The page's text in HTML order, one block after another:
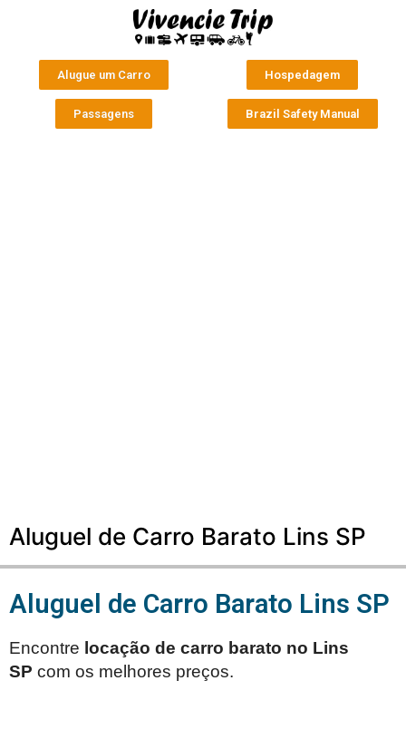
Alugue um Carro Hospedagem
Passagens Brazil Safety Manual
Aluguel de Carro Barato Lins SP
Aluguel de Carro Barato Lins SP
Encontre locação de carro barato no Lins
SP com os melhores preços.